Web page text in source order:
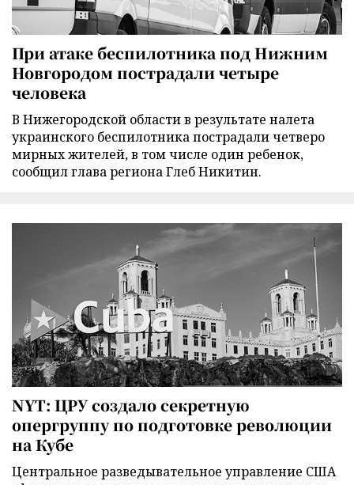
При атаке беспилотника под Нижним
Новгородом пострадали четыре
человека
В Нижегородской области в результате налета
украинского беспилотника пострадали четверо
мирных жителей, в том числе один ребенок,
сообщил глава региона Глеб Никитин.
NYT: ЦРУ создало секретную
опергруппу по подготовке революции
на Кубе
Центральное разведывательное управление США